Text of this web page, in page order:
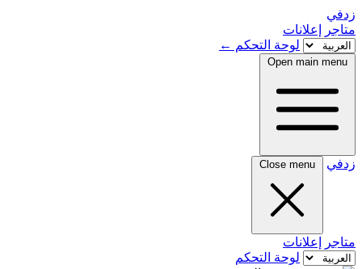
زدفي
متاجر
إعلانات
لوحة التحكم ←
Open main menu
زدفي Close menu
متاجر
إعلانات
لوحة التحكم